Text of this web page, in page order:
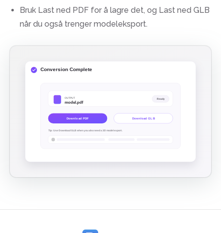
Bruk Last ned PDF for å lagre det, og Last ned GLB
når du også trenger modeleksport.